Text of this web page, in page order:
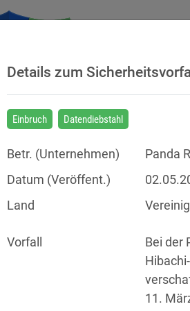
Sicherheitsvorfälle
Datenpannen, Cyber-Angriffe und
Details zum
Einbruch Datendiebstahl
Betr. (Unternehmen)
Panda
Datum (Veröffent.)
Land
Vorfall
Bei der
11.